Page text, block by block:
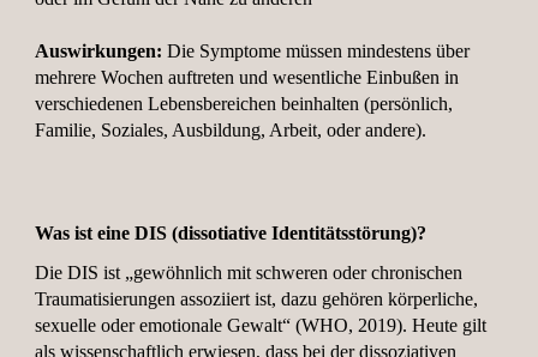
Auswirkungen: Die Symptome müssen mindestens über
mehrere Wochen auftreten und wesentliche Einbußen in
verschiedenen Lebensbereichen beinhalten (persönlich,
Familie, Soziales, Ausbildung, Arbeit, oder andere).
Was ist eine DIS (dissotiative Identitätsstörung)?
Die DIS ist „gewöhnlich mit schweren oder chronischen
Traumatisierungen assoziiert ist, dazu gehören körperliche,
sexuelle oder emotionale Gewalt“ (WHO, 2019). Heute gilt
als wissenschaftlich erwiesen, dass bei der dissoziativen